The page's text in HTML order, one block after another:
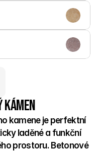
kámen
kamene je perfektní
laděné a funkční
prostoru. Betonové